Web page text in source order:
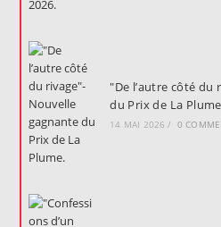
"De l’autre côté
du Prix de La
14 MAI 2026 / 0